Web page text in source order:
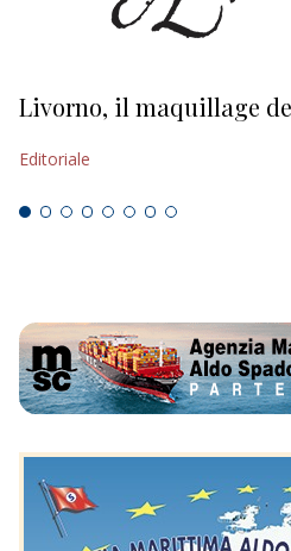
Livorno, il maquillage
Editoriale